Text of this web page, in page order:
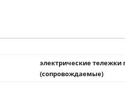
электрические тележки
(сопровождаемые)